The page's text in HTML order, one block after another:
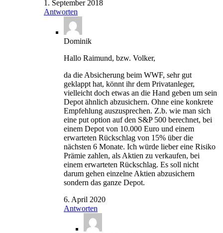
1. September 2018
Antworten
Dominik
Hallo Raimund, bzw. Volker,
da die Absicherung beim WWF, sehr gut
geklappt hat, könnt ihr dem Privatanleger,
vielleicht doch etwas an die Hand geben um sein
Depot ähnlich abzusichern. Ohne eine konkrete
Empfehlung auszusprechen. Z.b. wie man sich
eine put option auf den S&P 500 berechnet, bei
einem Depot von 10.000 Euro und einem
erwarteten Rückschlag von 15% über die
nächsten 6 Monate. Ich würde lieber eine Risiko
Prämie zahlen, als Aktien zu verkaufen, bei
einem erwarteten Rückschlag. Es soll nicht
darum gehen einzelne Aktien abzusichern
sondern das ganze Depot.
6. April 2020
Antworten